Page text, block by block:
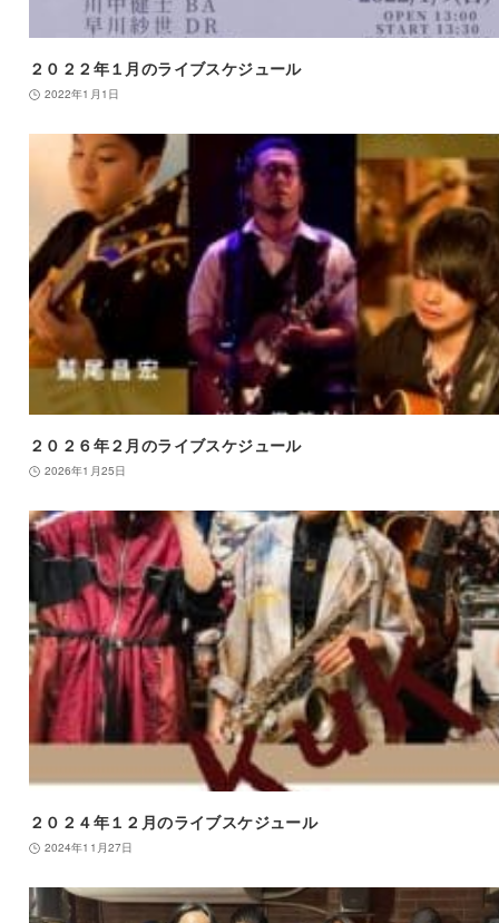
２０２２年１月のライブスケジュール
2022年1月1日
２０２６年２月のライブスケジュール
2026年1月25日
２０２４年１２月のライブスケジュール
2024年11月27日